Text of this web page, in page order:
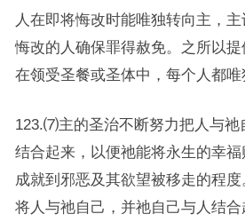
人在即将悔改时能唯独转向主，
悔改的人确保罪得赦免。之所以
在领受圣餐或圣体中，每个人都唯
123.⑺主的圣治不断努力把人与祂
结合起来，以便祂能将永生的幸
成就到邪恶及其欲望被移走的程
将人与祂自己，并祂自己与人结